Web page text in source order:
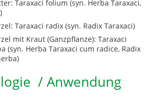
Taraxaci folium (syn. Herba Taraxaci,
Taraxaci radix (syn. Radix Taraxaci)
mit Kraut (Ganzpflanze): Taraxaci
(syn. Herba Taraxaci cum radice, Radix
/ Anwendung